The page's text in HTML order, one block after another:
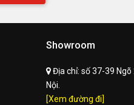
Showroom
Địa chỉ: số 37-39 Ngõ
Nội.
[Xem đường đi]